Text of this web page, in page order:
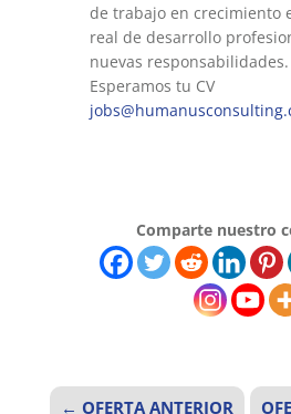
de trabajo en crecimiento
real de desarrollo
nuevas responsabilidades.
Esperamos tu CV
Comparte nuestro
← OFERTA ANTERIOR